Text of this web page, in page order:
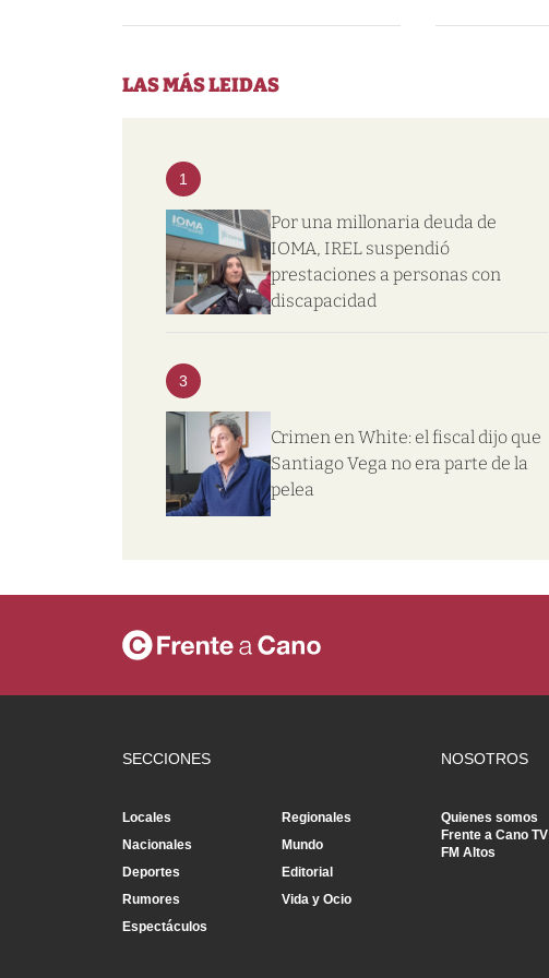
LAS MÁS LEIDAS
1
Por una millonaria deuda de
IOMA, IREL suspendió
prestaciones a personas con
discapacidad
3
Crimen en White: el fiscal dijo que
Santiago Vega no era parte de la
pelea
SECCIONES
Locales
Regionales
Nacionales
Mundo
Deportes
Editorial
Rumores
Vida y Ocio
Espectáculos
NOSOTROS
Quienes somos
Frente a Cano TV
FM Altos